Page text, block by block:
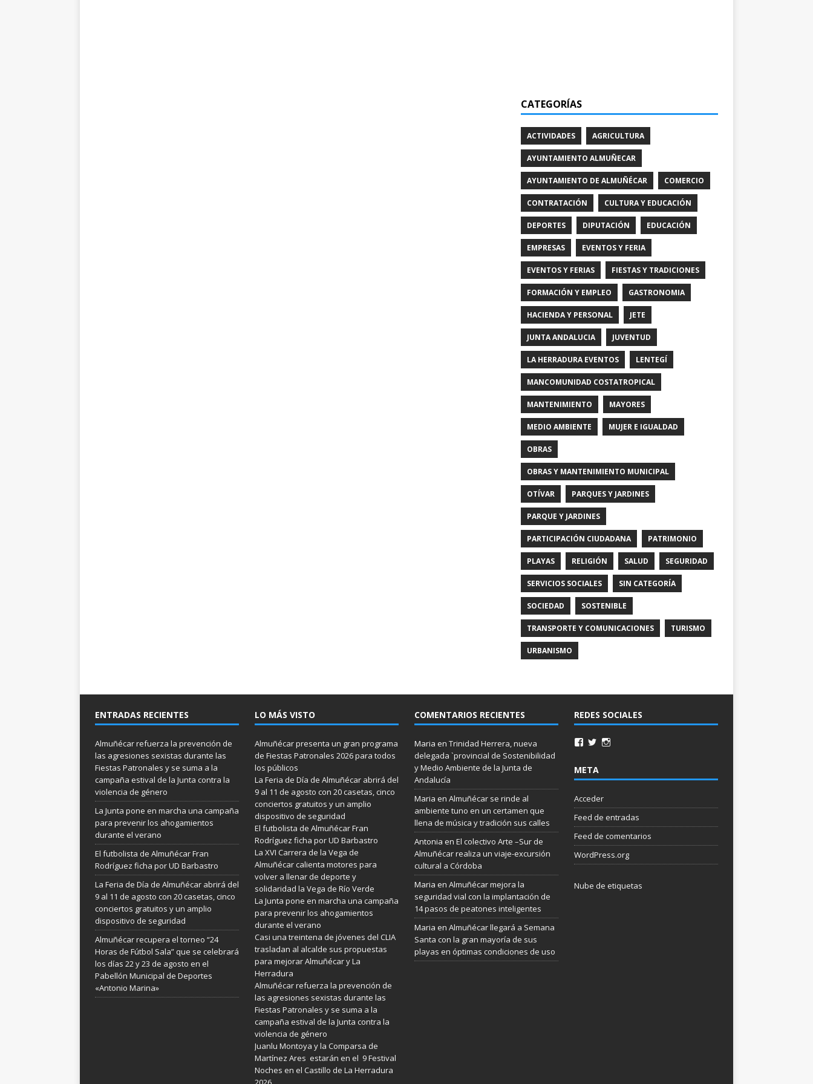
CATEGORÍAS
ACTIVIDADES AGRICULTURA
AYUNTAMIENTO ALMUÑECAR
AYUNTAMIENTO DE ALMUÑÉCAR COMERCIO
CONTRATACIÓN CULTURA Y EDUCACIÓN
DEPORTES DIPUTACIÓN EDUCACIÓN
EMPRESAS EVENTOS Y FERIA
EVENTOS Y FERIAS FIESTAS Y TRADICIONES
FORMACIÓN Y EMPLEO GASTRONOMIA
HACIENDA Y PERSONAL JETE
JUNTA ANDALUCIA JUVENTUD
LA HERRADURA EVENTOS LENTEGÍ
MANCOMUNIDAD COSTATROPICAL
MANTENIMIENTO MAYORES
MEDIO AMBIENTE MUJER E IGUALDAD
OBRAS
OBRAS Y MANTENIMIENTO MUNICIPAL
OTÍVAR PARQUES Y JARDINES
PARQUE Y JARDINES
PARTICIPACIÓN CIUDADANA PATRIMONIO
PLAYAS RELIGIÓN SALUD SEGURIDAD
SERVICIOS SOCIALES SIN CATEGORÍA
SOCIEDAD SOSTENIBLE
TRANSPORTE Y COMUNICACIONES TURISMO
URBANISMO
ENTRADAS RECIENTES
Almuñécar refuerza la prevención de
las agresiones sexistas durante las
Fiestas Patronales y se suma a la
campaña estival de la Junta contra la
violencia de género
La Junta pone en marcha una campaña
para prevenir los ahogamientos
durante el verano
El futbolista de Almuñécar Fran
Rodríguez ficha por UD Barbastro
La Feria de Día de Almuñécar abrirá del
9 al 11 de agosto con 20 casetas, cinco
conciertos gratuitos y un amplio
dispositivo de seguridad
Almuñécar recupera el torneo “24
Horas de Fútbol Sala” que se celebrará
los días 22 y 23 de agosto en el
Pabellón Municipal de Deportes
«Antonio Marina»
LO MÁS VISTO
Almuñécar presenta un gran programa
de Fiestas Patronales 2026 para todos
los públicos
La Feria de Día de Almuñécar abrirá del
9 al 11 de agosto con 20 casetas, cinco
conciertos gratuitos y un amplio
dispositivo de seguridad
El futbolista de Almuñécar Fran
Rodríguez ficha por UD Barbastro
La XVI Carrera de la Vega de
Almuñécar calienta motores para
volver a llenar de deporte y
solidaridad la Vega de Río Verde
La Junta pone en marcha una campaña
para prevenir los ahogamientos
durante el verano
Casi una treintena de jóvenes del CLIA
trasladan al alcalde sus propuestas
para mejorar Almuñécar y La
Herradura
Almuñécar refuerza la prevención de
las agresiones sexistas durante las
Fiestas Patronales y se suma a la
campaña estival de la Junta contra la
violencia de género
Juanlu Montoya y la Comparsa de
Martínez Ares estarán en el 9 Festival
Noches en el Castillo de La Herradura
COMENTARIOS RECIENTES
Maria en Trinidad Herrera, nueva
delegada `provincial de Sostenibilidad
y Medio Ambiente de la Junta de
Andalucía
Maria en Almuñécar se rinde al
ambiente tuno en un certamen que
llena de música y tradición sus calles
Antonia en El colectivo Arte –Sur de
Almuñécar realiza un viaje-excursión
cultural a Córdoba
Maria en Almuñécar mejora la
seguridad vial con la implantación de
14 pasos de peatones inteligentes
Maria en Almuñécar llegará a Semana
Santa con la gran mayoría de sus
playas en óptimas condiciones de uso
REDES SOCIALES
META
Acceder
Feed de entradas
Feed de comentarios
WordPress.org
Nube de etiquetas